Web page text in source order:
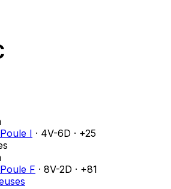
Poule I · 4V-6D · +25
s
Poule F · 8V-2D · +81